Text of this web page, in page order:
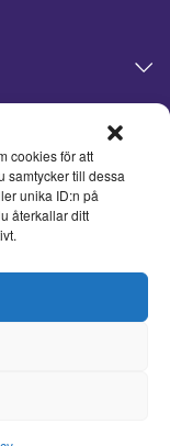
cookies för att
samtycker till dessa
unika ID:n på
återkallar ditt
och events
ligger i
att göra
Live Expo har
inom mässor
varav
vi